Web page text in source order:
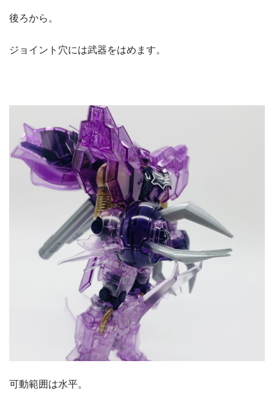
後ろから。
ジョイント穴には武器をはめます。
可動範囲は水平。